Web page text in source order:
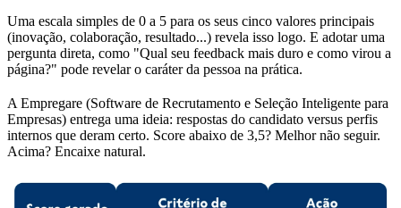
Uma escala simples de 0 a 5 para os seus cinco valores principais
(inovação, colaboração, resultado...) revela isso logo. E adotar uma
pergunta direta, como "Qual seu feedback mais duro e como virou a
página?" pode revelar o caráter da pessoa na prática.
A Empregare (Software de Recrutamento e Seleção Inteligente para
Empresas) entrega uma ideia: respostas do candidato versus perfis
internos que deram certo. Score abaixo de 3,5? Melhor não seguir.
Acima? Encaixe natural.